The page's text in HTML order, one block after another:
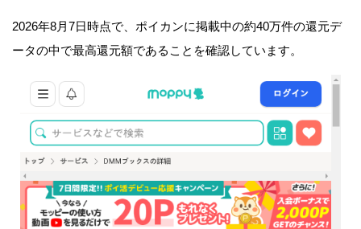
2026年8月7日時点で、ポイカンに掲載中の約40万件の還元デ
ータの中で最高還元額であることを確認しています。